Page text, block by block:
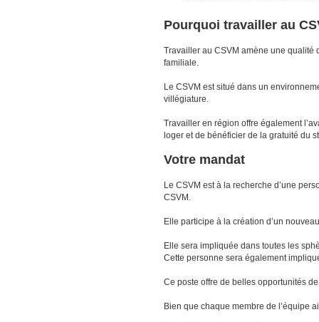
Pourquoi travailler au
Travailler au CSVM amène une
familiale.
Le CSVM est situé dans un
villégiature.
Travailler en région offre également
loger et de bénéficier de la gratuité du
Votre mandat
Le CSVM est à la recherche d’une
CSVM.
Elle participe à la création d’un
Elle sera impliquée dans toutes les
Cette personne sera également
Ce poste offre de belles opportunités
Bien que chaque membre de l’équipe